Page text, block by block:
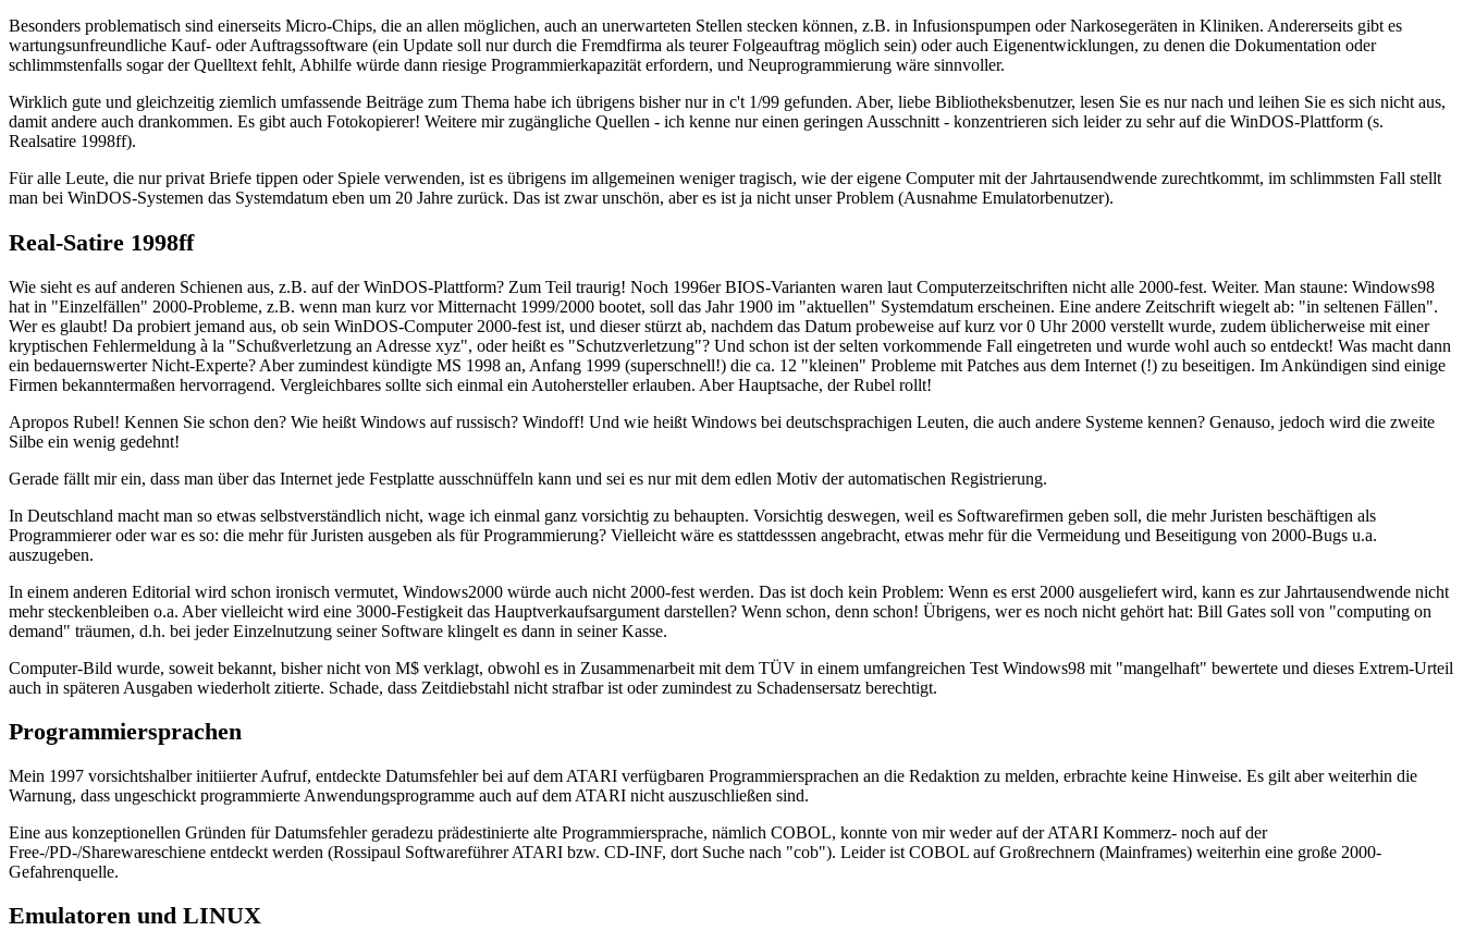
Besonders problematisch sind einerseits Micro-Chips, die an allen möglichen, auch an unerwarteten Stellen stecken können, z.B. in Infusionspumpen oder Narkosegeräten in Kliniken. Andererseits gibt es
wartungsunfreundliche Kauf- oder Auftragssoftware (ein Update soll nur durch die Fremdfirma als teurer Folgeauftrag möglich sein) oder auch Eigenentwicklungen, zu denen die Dokumentation oder
schlimmstenfalls sogar der Quelltext fehlt, Abhilfe würde dann riesige Programmierkapazität erfordern, und Neuprogrammierung wäre sinnvoller.
Wirklich gute und gleichzeitig ziemlich umfassende Beiträge zum Thema habe ich übrigens bisher nur in c't 1/99 gefunden. Aber, liebe Bibliotheksbenutzer, lesen Sie es nur nach und leihen Sie es sich nicht aus,
damit andere auch drankommen. Es gibt auch Fotokopierer! Weitere mir zugängliche Quellen - ich kenne nur einen geringen Ausschnitt - konzentrieren sich leider zu sehr auf die WinDOS-Plattform (s.
Realsatire 1998ff).
Für alle Leute, die nur privat Briefe tippen oder Spiele verwenden, ist es übrigens im allgemeinen weniger tragisch, wie der eigene Computer mit der Jahrtausendwende zurechtkommt, im schlimmsten Fall stellt
man bei WinDOS-Systemen das Systemdatum eben um 20 Jahre zurück. Das ist zwar unschön, aber es ist ja nicht unser Problem (Ausnahme Emulatorbenutzer).
Real-Satire 1998ff
Wie sieht es auf anderen Schienen aus, z.B. auf der WinDOS-Plattform? Zum Teil traurig! Noch 1996er BIOS-Varianten waren laut Computerzeitschriften nicht alle 2000-fest. Weiter. Man staune: Windows98
hat in "Einzelfällen" 2000-Probleme, z.B. wenn man kurz vor Mitternacht 1999/2000 bootet, soll das Jahr 1900 im "aktuellen" Systemdatum erscheinen. Eine andere Zeitschrift wiegelt ab: "in seltenen Fällen".
Wer es glaubt! Da probiert jemand aus, ob sein WinDOS-Computer 2000-fest ist, und dieser stürzt ab, nachdem das Datum probeweise auf kurz vor 0 Uhr 2000 verstellt wurde, zudem üblicherweise mit einer
kryptischen Fehlermeldung à la "Schußverletzung an Adresse xyz", oder heißt es "Schutzverletzung"? Und schon ist der selten vorkommende Fall eingetreten und wurde wohl auch so entdeckt! Was macht dann
ein bedauernswerter Nicht-Experte? Aber zumindest kündigte MS 1998 an, Anfang 1999 (superschnell!) die ca. 12 "kleinen" Probleme mit Patches aus dem Internet (!) zu beseitigen. Im Ankündigen sind einige
Firmen bekanntermaßen hervorragend. Vergleichbares sollte sich einmal ein Autohersteller erlauben. Aber Hauptsache, der Rubel rollt!
Apropos Rubel! Kennen Sie schon den? Wie heißt Windows auf russisch? Windoff! Und wie heißt Windows bei deutschsprachigen Leuten, die auch andere Systeme kennen? Genauso, jedoch wird die zweite
Silbe ein wenig gedehnt!
Gerade fällt mir ein, dass man über das Internet jede Festplatte ausschnüffeln kann und sei es nur mit dem edlen Motiv der automatischen Registrierung.
In Deutschland macht man so etwas selbstverständlich nicht, wage ich einmal ganz vorsichtig zu behaupten. Vorsichtig deswegen, weil es Softwarefirmen geben soll, die mehr Juristen beschäftigen als
Programmierer oder war es so: die mehr für Juristen ausgeben als für Programmierung? Vielleicht wäre es stattdesssen angebracht, etwas mehr für die Vermeidung und Beseitigung von 2000-Bugs u.a.
auszugeben.
In einem anderen Editorial wird schon ironisch vermutet, Windows2000 würde auch nicht 2000-fest werden. Das ist doch kein Problem: Wenn es erst 2000 ausgeliefert wird, kann es zur Jahrtausendwende nicht
mehr steckenbleiben o.a. Aber vielleicht wird eine 3000-Festigkeit das Hauptverkaufsargument darstellen? Wenn schon, denn schon! Übrigens, wer es noch nicht gehört hat: Bill Gates soll von "computing on
demand" träumen, d.h. bei jeder Einzelnutzung seiner Software klingelt es dann in seiner Kasse.
Computer-Bild wurde, soweit bekannt, bisher nicht von M$ verklagt, obwohl es in Zusammenarbeit mit dem TÜV in einem umfangreichen Test Windows98 mit "mangelhaft" bewertete und dieses Extrem-Urteil
auch in späteren Ausgaben wiederholt zitierte. Schade, dass Zeitdiebstahl nicht strafbar ist oder zumindest zu Schadensersatz berechtigt.
Programmiersprachen
Mein 1997 vorsichtshalber initiierter Aufruf, entdeckte Datumsfehler bei auf dem ATARI verfügbaren Programmiersprachen an die Redaktion zu melden, erbrachte keine Hinweise. Es gilt aber weiterhin die
Warnung, dass ungeschickt programmierte Anwendungsprogramme auch auf dem ATARI nicht auszuschließen sind.
Eine aus konzeptionellen Gründen für Datumsfehler geradezu prädestinierte alte Programmiersprache, nämlich COBOL, konnte von mir weder auf der ATARI Kommerz- noch auf der
Free-/PD-/Sharewareschiene entdeckt werden (Rossipaul Softwareführer ATARI bzw. CD-INF, dort Suche nach "cob"). Leider ist COBOL auf Großrechnern (Mainframes) weiterhin eine große 2000-
Gefahrenquelle.
Emulatoren und LINUX